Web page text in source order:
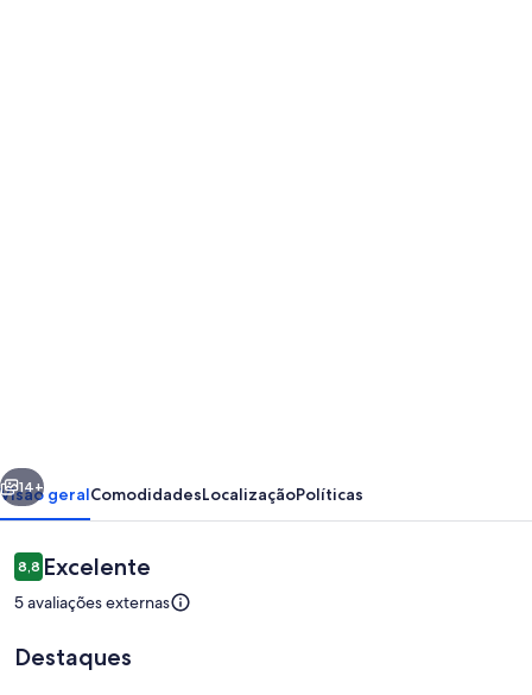
hotel
4
stat
Próximo
14+
Visão geralComodidadesLocalizaçãoPolíticas
Avaliações
8,88,8 de 10
Excelente
5 avaliações externas
Destaques